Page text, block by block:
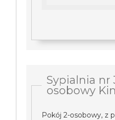
Sypialnia nr
osobowy
Pokój 2-osobowy, z